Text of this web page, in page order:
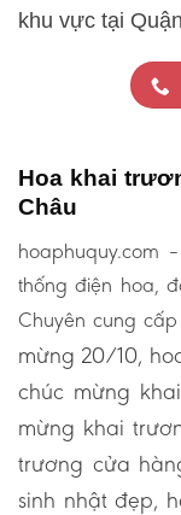
khu vực tại
Hoa khai
Châu
hoaphuquy.com –
thống điện hoa,
Chuyên cung
mừng 20/10,
chúc mừng
mừng khai
trương cửa
sinh nhật đẹp,